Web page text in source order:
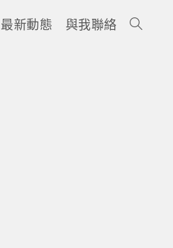
最新動態 與我聯絡